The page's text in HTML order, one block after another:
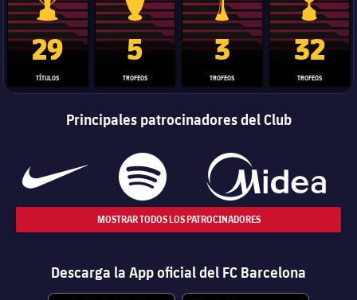
Trofeo de La Liga
29
TÍTULOS
Trofeo de la Liga de Campeones
5
TROFEOS
Trofeo del Mundial de
3
TROFEOS
Copa del
32
TROFEOS
Principales patrocinadores del Club
MOSTRAR TODOS LOS PATROCINADORES
Descarga la App oficial del FC Barcelona